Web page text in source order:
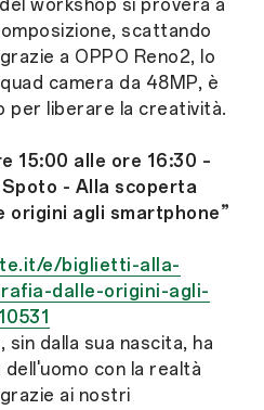
workshop si proverà a
scattando
a OPPO Reno2, lo
camera da 48MP, è
liberare la creatività.
15:00 alle ore 16:30 –
- Alla scoperta
agli smartphone”
e/biglietti-alla-
dalle-origini-agli-
dalla sua nascita, ha
con la realtà
ai nostri